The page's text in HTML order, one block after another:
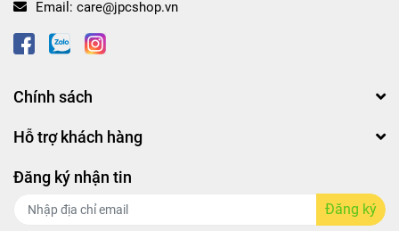
Email: care@jpcshop.vn
Chính sách
Hỗ trợ khách hàng
Đăng ký nhận tin
Đăng ký